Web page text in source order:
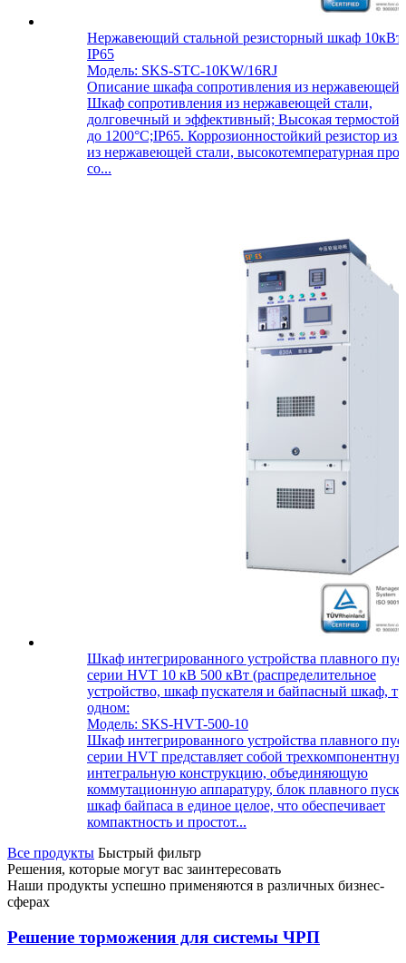
Нержавеющий стальной резисторный шкаф
IP65
Модель: SKS-STC-10KW/16RJ
Описание шкафа сопротивления из нержавеющей
Шкаф сопротивления из нержавеющей стали,
долговечный и эффективный; Высокая
до 1200°C;IP65. Коррозионностойкий резистор из
из нержавеющей стали, высокотемпературная
со...
Шкаф интегрированного устройства плавного
серии HVT 10 кВ 500 кВт (распределительное
устройство, шкаф пускателя и байпасный шкаф,
одном:
Модель: SKS-HVT-500-10
Шкаф интегрированного устройства плавного
серии HVT представляет собой трехкомпонентную
интегральную конструкцию, объединяющую
коммутационную аппаратуру, блок плавного
шкаф байпаса в единое целое, что обеспечивает
компактность и простот...
Все продукты Быстрый фильтр
Решения, которые могут вас заинтересовать
Наши продукты успешно применяются в различных бизнес-
сферах
Решение торможения для системы ЧРП